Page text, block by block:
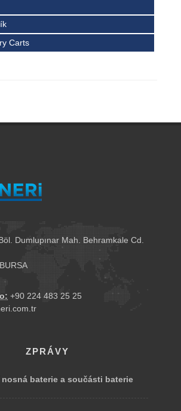
Carts
Dumlupınar Mah. Behramkale Cd.
+90 224 483 25 25
ZPRÁVY
baterie a součásti baterie